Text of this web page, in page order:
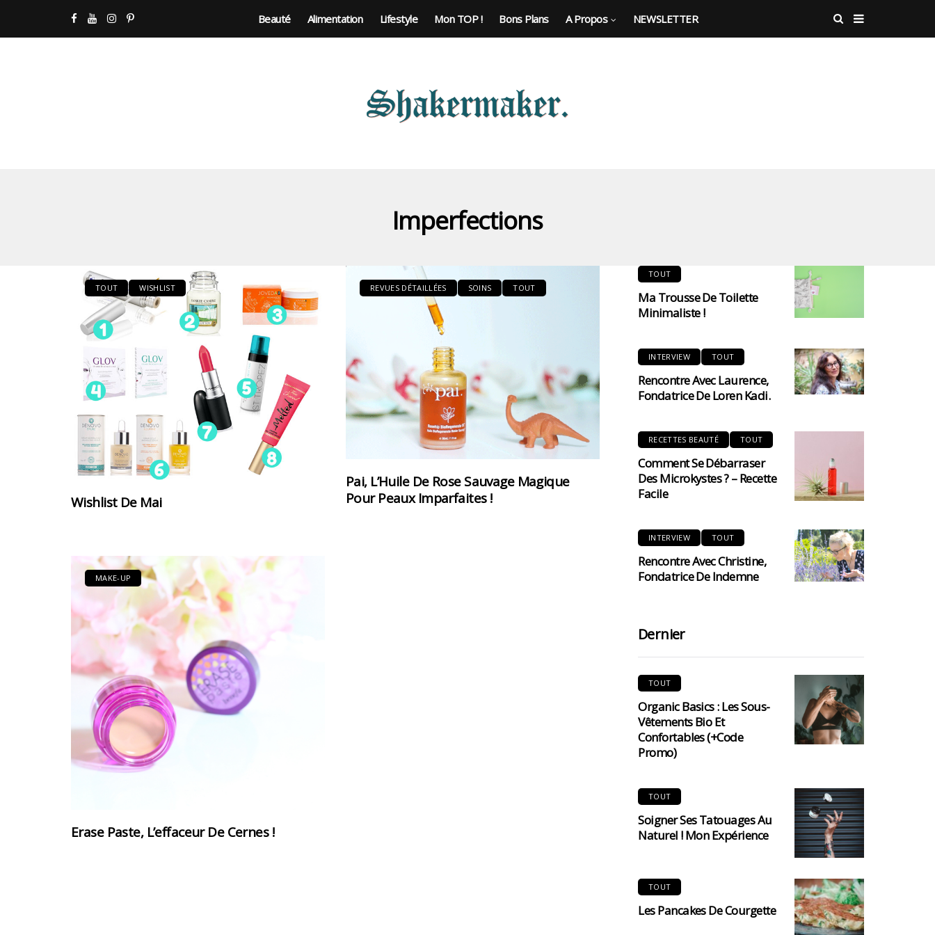
Beauté Alimentation Lifestyle Mon TOP ! Bons Plans A Propos NEWSLETTER
Imperfections
TOUT WISHLIST
Wishlist De Mai
REVUES DÉTAILLÉES SOINS TOUT
Pai, L’Huile De Rose Sauvage Magique
Pour Peaux Imparfaites !
MAKE-UP
Erase Paste, L’effaceur De Cernes !
TOUT
Ma Trousse De Toilette
Minimaliste !
INTERVIEW TOUT
Rencontre Avec Laurence,
Fondatrice De Loren Kadi.
RECETTES BEAUTÉ TOUT
Comment Se Débarraser
Des Microkystes ? – Recette
Facile
INTERVIEW TOUT
Rencontre Avec Christine,
Fondatrice De Indemne
Dernier
TOUT
Organic Basics : Les Sous-
Vêtements Bio Et
Confortables (+code
Promo)
TOUT
Soigner Ses Tatouages Au
Naturel ! Mon Expérience
TOUT
Les Pancakes De Courgette